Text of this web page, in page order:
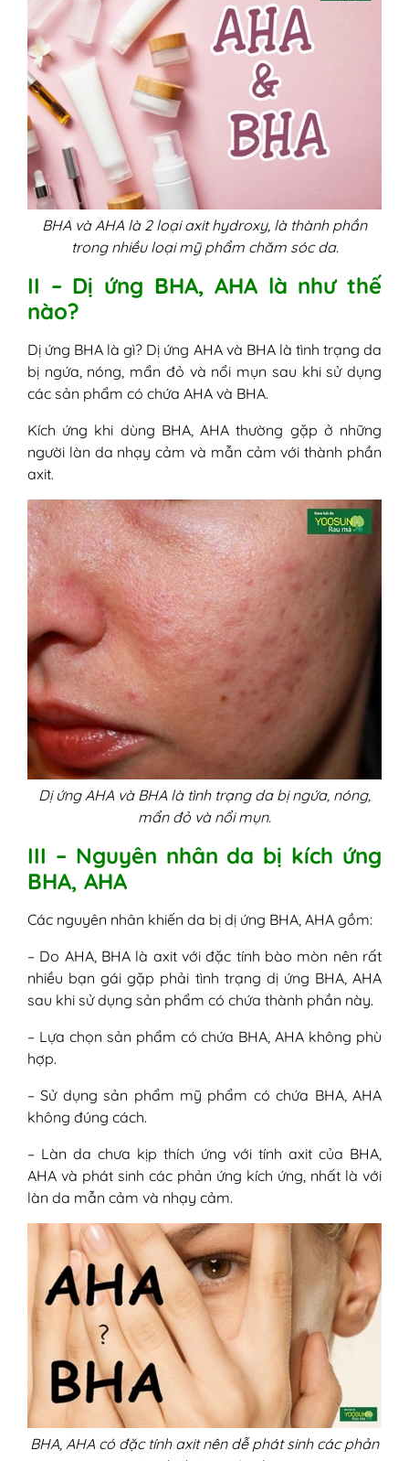
BHA và AHA là 2 loại axit hydroxy, là thành phần
trong nhiều loại mỹ phẩm chăm sóc da.
II – Dị ứng BHA, AHA là như thế
nào?
Dị ứng BHA là gì? Dị ứng AHA và BHA là tình trạng da
bị ngứa, nóng, mẩn đỏ và nổi mụn sau khi sử dụng
các sản phẩm có chứa AHA và BHA.
Kích ứng khi dùng BHA, AHA thường gặp ở những
người làn da nhạy cảm và mẫn cảm với thành phần
axit.
Dị ứng AHA và BHA là tình trạng da bị ngứa, nóng,
mẩn đỏ và nổi mụn.
III – Nguyên nhân da bị kích ứng
BHA, AHA
Các nguyên nhân khiến da bị dị ứng BHA, AHA gồm:
– Do AHA, BHA là axit với đặc tính bào mòn nên rất
nhiều bạn gái gặp phải tình trạng dị ứng BHA, AHA
sau khi sử dụng sản phẩm có chứa thành phần này.
– Lựa chọn sản phẩm có chứa BHA, AHA không phù
hợp.
– Sử dụng sản phẩm mỹ phẩm có chứa BHA, AHA
không đúng cách.
– Làn da chưa kịp thích ứng với tính axit của BHA,
AHA và phát sinh các phản ứng kích ứng, nhất là với
làn da mẫn cảm và nhạy cảm.
BHA, AHA có đặc tính axit nên dễ phát sinh các phản